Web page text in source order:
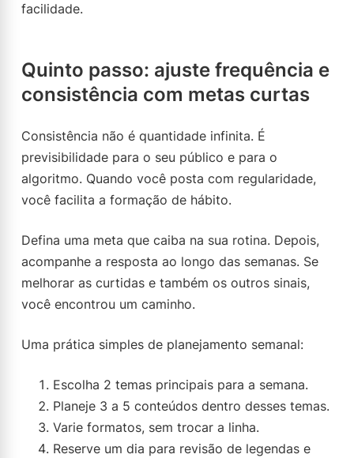
facilidade.
Quinto passo: ajuste frequência e
consistência com metas curtas
Consistência não é quantidade infinita. É
previsibilidade para o seu público e para o
algoritmo. Quando você posta com regularidade,
você facilita a formação de hábito.
Defina uma meta que caiba na sua rotina. Depois,
acompanhe a resposta ao longo das semanas. Se
melhorar as curtidas e também os outros sinais,
você encontrou um caminho.
Uma prática simples de planejamento semanal:
Escolha 2 temas principais para a semana.
Planeje 3 a 5 conteúdos dentro desses temas.
Varie formatos, sem trocar a linha.
Reserve um dia para revisão de legendas e